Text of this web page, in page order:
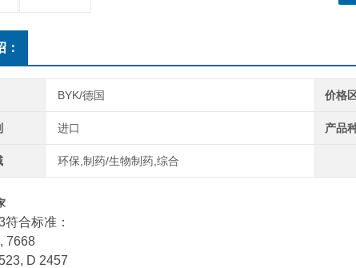
：
BYK/德国 价格
进口 产品
环保,制药/生物制药,综合
符合标准：
7668
D 2457